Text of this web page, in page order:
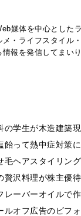
媒体を中心とした
メ・ライフスタイル
情報を発信してまい
の学生が木造建
飴って熱中症対策
毛ヘアスタイリン
贅沢料理が株主優
レーバーオイルで
ルオフ広告のビフ